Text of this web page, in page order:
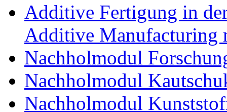
Additive Fertigung in
Additive Manufacturing
Nachholmodul
Nachholmodul
Nachholmodul